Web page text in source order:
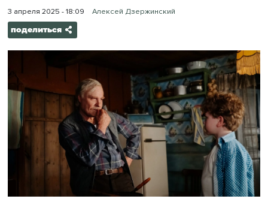
3 апреля 2025 - 18:09 Алексей Дзержинский
поделиться